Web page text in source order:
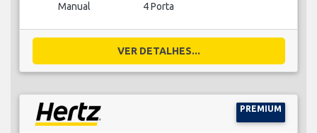
Manual 4 Porta
VER DETALHES...
PREMIUM